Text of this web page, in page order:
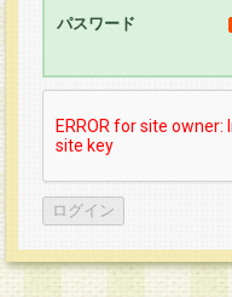
パスワード